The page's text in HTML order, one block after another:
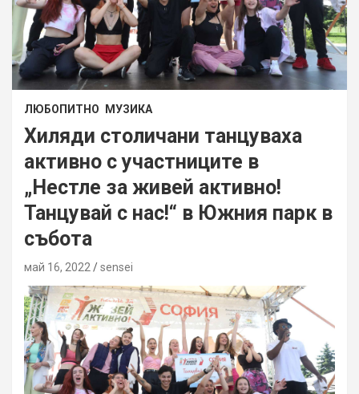
ЛЮБОПИТНО МУЗИКА
Хиляди столичани танцуваха
активно с участниците в
„Нестле за живей активно!
Танцувай с нас!“ в Южния парк в
събота
май 16, 2022 sensei